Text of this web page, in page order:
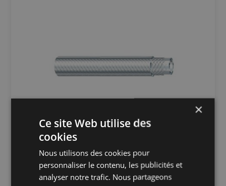
SUR MESURE
×
Ce site Web utilise des
cookies
Nous utilisons des cookies pour
personnaliser le contenu, les publicités et
analyser notre trafic. Nous partageons